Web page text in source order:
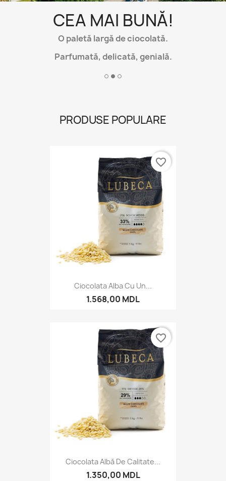
CEA MAI BUNĂ!
O paletă largă de ciocolată.
Parfumată, delicată, genială.
PRODUSE POPULARE
Ciocolata Alba Cu Un...
1.568,00 MDL
favorite_border
Ciocolata Albă De Calitate...
1.350,00 MDL
favorite_border